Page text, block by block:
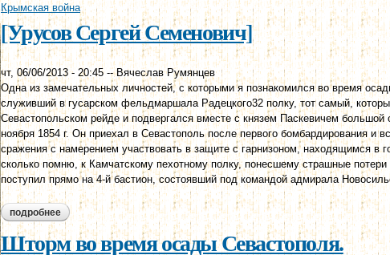
Крымская война
[Урусов Сергей Семенович]
чт, 06/06/2013 - 20:45--Вячеслав Румянцев
Одна из замечательных личностей, с которыми я познакомился во время
служивший в гусарском фельдмаршала Радецкого32 полку, тот самый,
Севастопольском рейде и подвергался вместе с князем Паскевичем большой
ноября 1854 г. Он приехал в Севастополь после первого бомбардирования и
сражения с намерением участвовать в защите с гарнизоном, находящимся в
сколько помню, к Камчатскому пехотному полку, понесшему страшные
поступил прямо на 4-й бастион, состоявший под командой адмирала
подробнее о [урусов сергей семенович]
Шторм во время осады Севастополя.